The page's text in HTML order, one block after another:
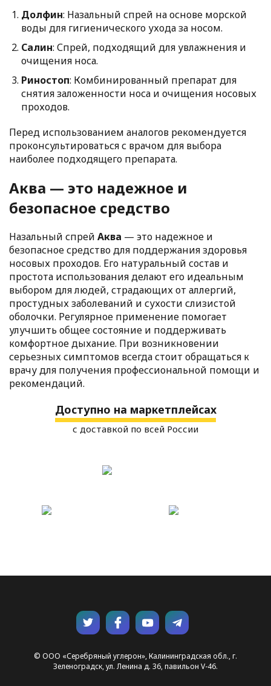
Долфин: Назальный спрей на основе морской
воды для гигиенического ухода за носом.
Салин: Спрей, подходящий для увлажнения и
очищения носа.
Риностоп: Комбинированный препарат для
снятия заложенности носа и очищения носовых
проходов.
Перед использованием аналогов рекомендуется
проконсультироваться с врачом для выбора
наиболее подходящего препарата.
Аква — это надежное и
безопасное средство
Назальный спрей Аква — это надежное и
безопасное средство для поддержания здоровья
носовых проходов. Его натуральный состав и
простота использования делают его идеальным
выбором для людей, страдающих от аллергий,
простудных заболеваний и сухости слизистой
оболочки. Регулярное применение помогает
улучшить общее состояние и поддерживать
комфортное дыхание. При возникновении
серьезных симптомов всегда стоит обращаться к
врачу для получения профессиональной помощи и
рекомендаций.
Доступно на маркетплейсах
с доставкой по всей России
© ООО «Серебряный углерон», Калининградская обл., г.
Зеленоградск, ул. Ленина д. 36, павильон V-46.